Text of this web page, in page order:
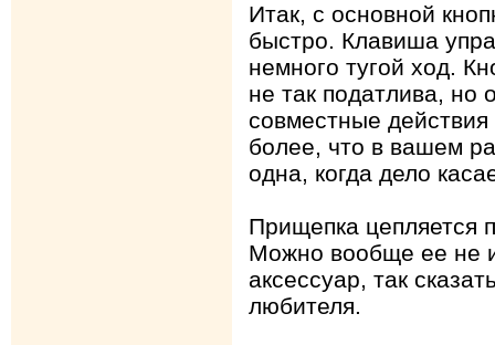
Итак, с основной
быстро. Клавиша
немного тугой ход.
не так податлива, но
совместные
более, что в вашем
одна, когда дело
Прищепка цепляется
Можно вообще ее не
аксессуар, так
любителя.